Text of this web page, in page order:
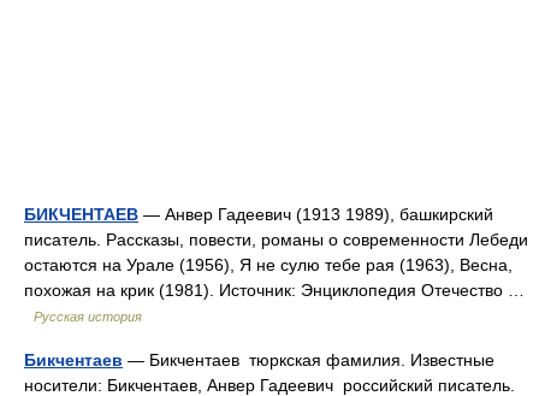
БИКЧЕНТАЕВ — Анвер Гадеевич (1913 1989), башкирский
писатель. Рассказы, повести, романы о современности Лебеди
остаются на Урале (1956), Я не сулю тебе рая (1963), Весна,
похожая на крик (1981). Источник: Энциклопедия Отечество …
Русская история
Бикчентаев — Бикчентаев тюркская фамилия. Известные
носители: Бикчентаев, Анвер Гадеевич российский писатель.